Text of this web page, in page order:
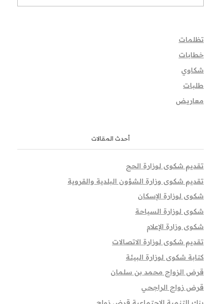
تظلمات
خطابات
شكاوي
طلبات
معاريض
أحدث المقالات
تقديم شكوى لوزارة الحج
تقديم شكوى وزارة الشؤون البلدية والقروية
شكوى لوزارة الإسكان
شكوى لوزارة السياحة
شكوى وزارة الإعلام
تقديم شكوى لوزارة الاتصالات
كتابة شكوى لوزارة البيئة
قرض الزواج محمد بن سلمان
قرض زواج الراجحي